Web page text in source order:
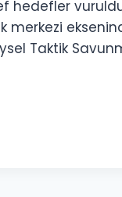
hedefler
merkezi
Taktik